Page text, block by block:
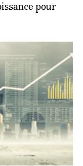
pour